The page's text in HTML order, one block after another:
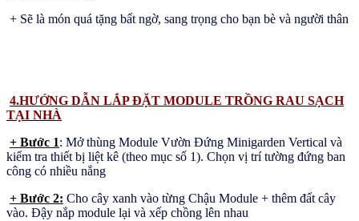
+ Sẽ là món quá tặng bất ngờ, sang trọng cho bạn bè và người thân
4.HƯỚNG DẪN LẮP ĐẶT MODULE TRỒNG RAU SẠCH
TẠI NHÀ
+ Bước 1: Mở thùng Module Vườn Đứng Minigarden Vertical và
kiểm tra thiết bị liệt kê (theo mục số 1). Chọn vị trí tường đứng ban
công có nhiều nắng
+ Bước 2: Cho cây xanh vào từng Chậu Module + thêm đất cây
vào. Đậy nắp module lại và xếp chồng lên nhau